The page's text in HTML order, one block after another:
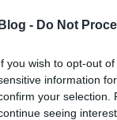
Blog - Do Not
you wish to opt-out
information
your selection.
seeing